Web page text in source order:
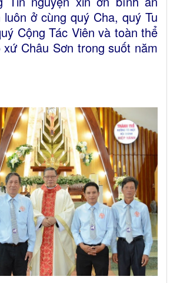
ở cùng quý Cha, quý Tu
Cộng Tác Viên và toàn thể
xứ Châu Sơn trong suốt năm